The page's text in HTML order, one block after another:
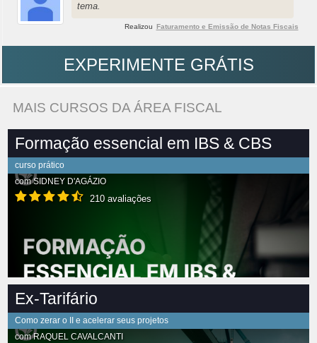
tema.
Realizou Faturamento e Emissão de Notas Fiscais
EXPERIMENTE GRÁTIS
MAIS CURSOS DA ÁREA FISCAL
Formação essencial em IBS & CBS
curso prático
comSIDNEY D'AGÁZIO
210 avaliações
Ex-Tarifário
Como zerar o II e acelerar seus projetos
comRAQUEL CAVALCANTI